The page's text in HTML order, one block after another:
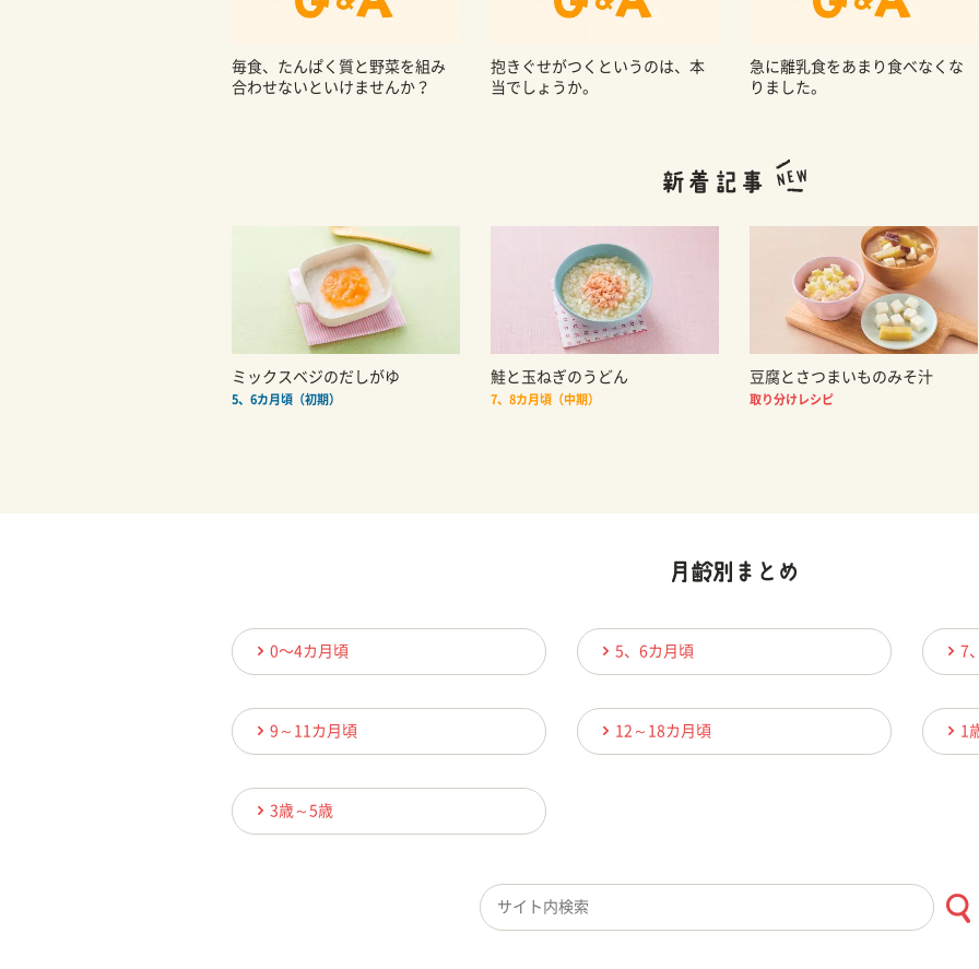
毎食、たんぱく質と野菜を組み
合わせないといけませんか？
抱きぐせがつくというのは、本
当でしょうか。
急に離乳食をあまり食べなくな
りました。
ミックスベジのだしがゆ
5、6カ月頃（初期）
鮭と玉ねぎのうどん
7、8カ月頃（中期）
豆腐とさつまいものみそ汁
取り分けレシピ
0〜4カ月頃 5、6カ月頃 7
9～11カ月頃 12～18カ月頃 1
3歳～5歳
検索キーワード入力